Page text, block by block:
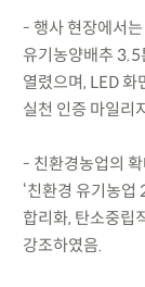
- 행사 현장에서
유기농양배추 3.5
열렸으며, LED 화
실천 인증 마일리
- 친환경농업의
‘친환경 유기농업
합리화, 탄소중립
강조하였음.